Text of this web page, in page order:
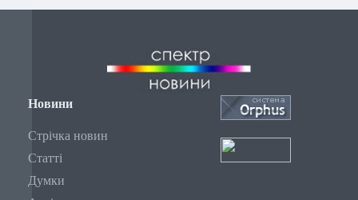
Новини
Стрічка новин
Статті
Думки